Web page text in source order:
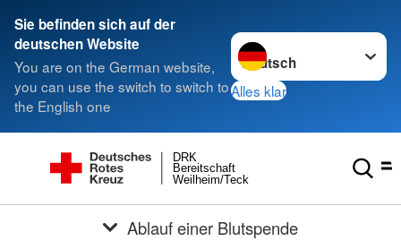
Sie befinden sich auf der
deutschen Website
You are on the German website,
you can use the switch to switch to
the English one
Sprache wechseln zu
Alles klar
Weilheim/Teck
Bereitschaft
DRK
Ablauf einer Blutspende